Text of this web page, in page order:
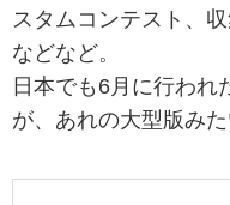
スタムコンテスト、
などなど。
日本でも6月に行われ
が、あれの大型版みた